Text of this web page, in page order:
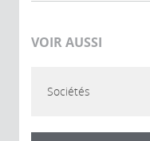
VOIR AUSSI
Sociétés